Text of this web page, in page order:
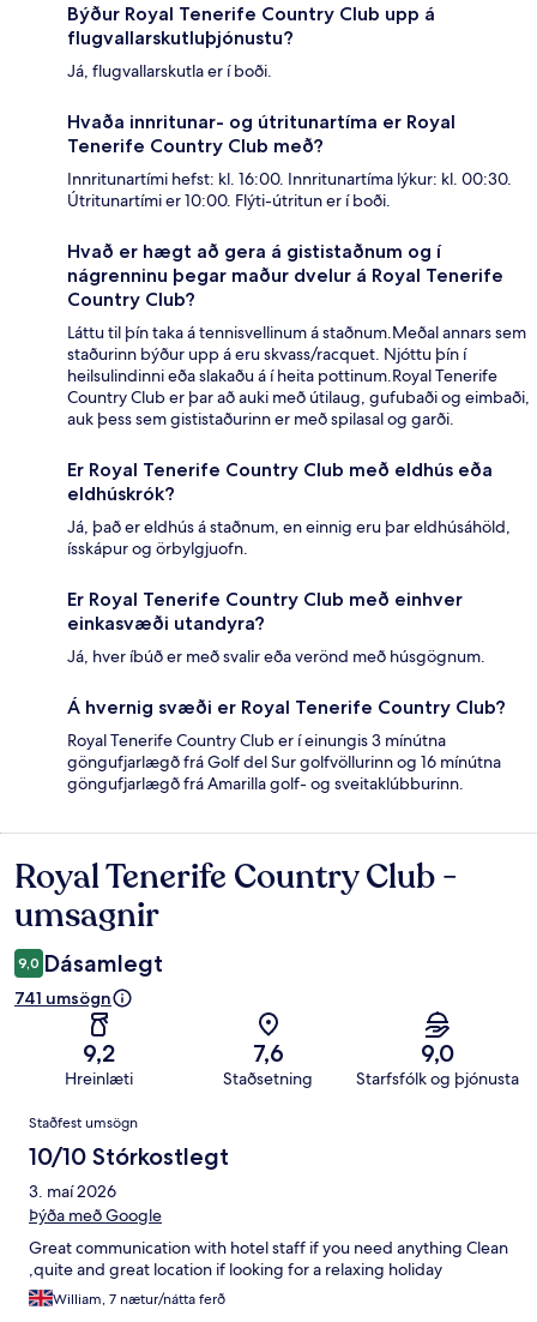
Býður Royal Tenerife Country Club upp á
flugvallarskutluþjónustu?
Já, flugvallarskutla er í boði.
Hvaða innritunar- og útritunartíma er Royal
Tenerife Country Club með?
Innritunartími hefst: kl. 16:00. Innritunartíma lýkur: kl. 00:30.
Útritunartími er 10:00. Flýti-útritun er í boði.
Hvað er hægt að gera á gististaðnum og í
nágrenninu þegar maður dvelur á Royal Tenerife
Country Club?
Láttu til þín taka á tennisvellinum á staðnum.Meðal annars sem
staðurinn býður upp á eru skvass/racquet. Njóttu þín í
heilsulindinni eða slakaðu á í heita pottinum.Royal Tenerife
Country Club er þar að auki með útilaug, gufubaði og eimbaði,
auk þess sem gististaðurinn er með spilasal og garði.
Er Royal Tenerife Country Club með eldhús eða
eldhúskrók?
Já, það er eldhús á staðnum, en einnig eru þar eldhúsáhöld,
ísskápur og örbylgjuofn.
Er Royal Tenerife Country Club með einhver
einkasvæði utandyra?
Já, hver íbúð er með svalir eða verönd með húsgögnum.
Á hvernig svæði er Royal Tenerife Country Club?
Royal Tenerife Country Club er í einungis 3 mínútna
göngufjarlægð frá Golf del Sur golfvöllurinn og 16 mínútna
göngufjarlægð frá Amarilla golf- og sveitaklúbburinn.
Umsagnir
Royal Tenerife Country Club -
umsagnir
9,0 Dásamlegt
741 umsögn
9,2
Hreinlæti
7,6
Staðsetning
9,0
Starfsfólk og þjónusta
Umsagnir
Staðfest umsögn
10/10 Stórkostlegt
3. maí 2026
Þýða með Google
Great communication with hotel staff if you need anything Clean
,quite and great location if looking for a relaxing holiday
William, 7 nætur/nátta ferð